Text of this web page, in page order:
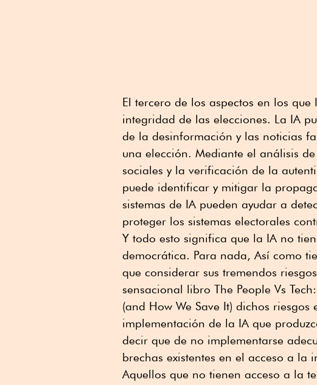
El tercero de los aspectos en los
integridad de las elecciones. La IA
de la desinformación y las noticias
una elección. Mediante el análisis
sociales y la verificación de la
puede identificar y mitigar la
sistemas de IA pueden ayudar a
proteger los sistemas electorales
Y todo esto significa que la IA no
democrática. Para nada, Así como
que considerar sus tremendos
sensacional libro The People Vs
(and How We Save It) dichos
implementación de la IA que
decir que de no implementarse
brechas existentes en el acceso a
Aquellos que no tienen acceso a la